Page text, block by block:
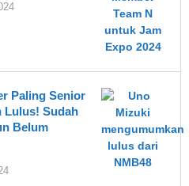
Paling Senior
Lulus! Sudah
Belum